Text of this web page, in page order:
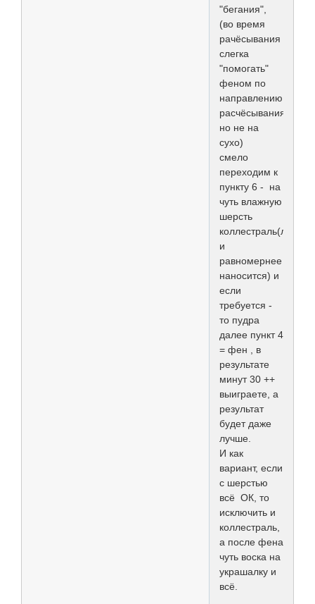
"бегания",
(во время
рачёсывания
слегка
"помогать"
феном по
направлению
расчёсывания,
но не на
сухо)
смело
переходим к
пункту 6 - на
чуть влажную
шерсть
коллестраль(легче
и
равномернее
наносится) и
если
требуется -
то пудра
далее пункт 4
= фен , в
результате
минут 30 ++
выиграете, а
результат
будет даже
лучше.
И как
вариант, если
с шерстью
всё ОК, то
исключить и
коллестраль,
а после фена
чуть воска на
украшалку и
всё.